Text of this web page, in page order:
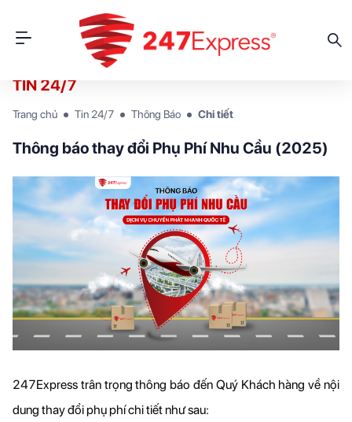
TIN 24/7
Trang chủ Tin 24/7 Thông Báo Chi tiết
Thông báo thay đổi Phụ Phí Nhu Cầu (2025)
247Express trân trọng thông báo đến Quý Khách hàng về nội
dung thay đổi phụ phí chi tiết như sau: